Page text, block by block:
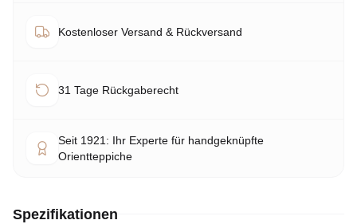
Kostenloser Versand & Rückversand
31 Tage Rückgaberecht
Seit 1921: Ihr Experte für handgeknüpfte
Orientteppiche
Spezifikationen